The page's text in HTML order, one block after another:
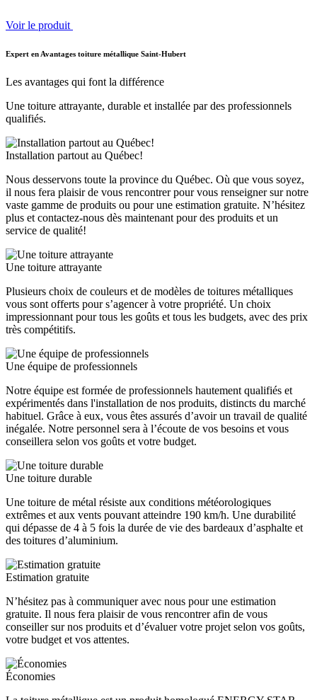
Voir le produit
Expert en Avantages toiture métallique Saint-Hubert
Les avantages qui font la différence
Une toiture attrayante, durable et installée par des professionnels
qualifiés.
Installation partout au Québec!
Nous desservons toute la province du Québec. Où que vous soyez,
il nous fera plaisir de vous rencontrer pour vous renseigner sur notre
vaste gamme de produits ou pour une estimation gratuite. N’hésitez
plus et contactez-nous dès maintenant pour des produits et un
service de qualité!
Une toiture attrayante
Plusieurs choix de couleurs et de modèles de toitures métalliques
vous sont offerts pour s’agencer à votre propriété. Un choix
impressionnant pour tous les goûts et tous les budgets, avec des prix
très compétitifs.
Une équipe de professionnels
Notre équipe est formée de professionnels hautement qualifiés et
expérimentés dans l'installation de nos produits, distincts du marché
habituel. Grâce à eux, vous êtes assurés d’avoir un travail de qualité
inégalée. Notre personnel sera à l’écoute de vos besoins et vous
conseillera selon vos goûts et votre budget.
Une toiture durable
Une toiture de métal résiste aux conditions météorologiques
extrêmes et aux vents pouvant atteindre 190 km/h. Une durabilité
qui dépasse de 4 à 5 fois la durée de vie des bardeaux d’asphalte et
des toitures d’aluminium.
Estimation gratuite
N’hésitez pas à communiquer avec nous pour une estimation
gratuite. Il nous fera plaisir de vous rencontrer afin de vous
conseiller sur nos produits et d’évaluer votre projet selon vos goûts,
votre budget et vos attentes.
Économies